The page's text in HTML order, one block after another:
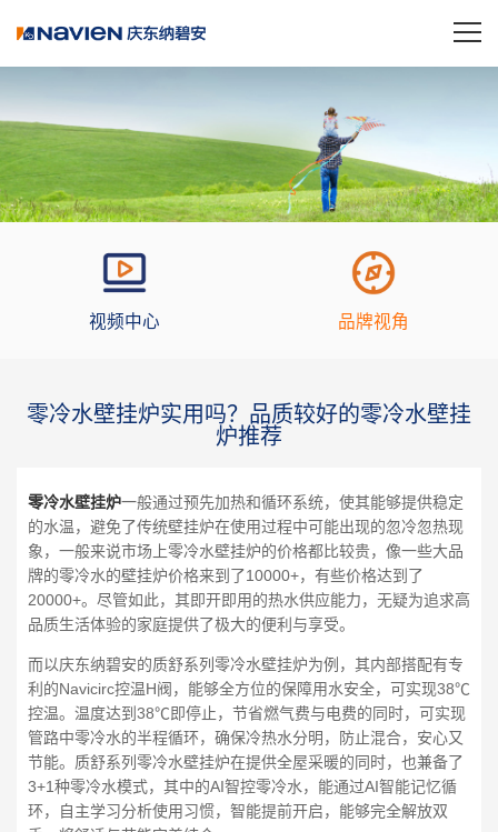
视频中心 品牌视角
零冷水壁挂炉实用吗？品质较好的零冷水壁挂
炉推荐
零冷水壁挂炉一般通过预先加热和循环系统，使其能够提供稳定
的水温，避免了传统壁挂炉在使用过程中可能出现的忽冷忽热现
象，一般来说市场上零冷水壁挂炉的价格都比较贵，像一些大品
牌的零冷水的壁挂炉价格来到了10000+，有些价格达到了
20000+。尽管如此，其即开即用的热水供应能力，无疑为追求高
品质生活体验的家庭提供了极大的便利与享受。
而以庆东纳碧安的质舒系列零冷水壁挂炉为例，其内部搭配有专
利的Navicirc控温H阀，能够全方位的保障用水安全，可实现38℃
控温。温度达到38℃即停止，节省燃气费与电费的同时，可实现
管路中零冷水的半程循环，确保冷热水分明，防止混合，安心又
节能。质舒系列零冷水壁挂炉在提供全屋采暖的同时，也兼备了
3+1种零冷水模式，其中的AI智控零冷水，能通过AI智能记忆循
环，自主学习分析使用习惯，智能提前开启，能够完全解放双